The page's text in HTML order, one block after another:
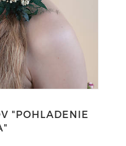
"POHLADENIE